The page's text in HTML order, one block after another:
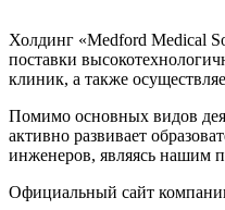
Холдинг «Medford Medical
поставки
клиник, а также
Помимо основных видов
активно развивает
инженеров, являясь нашим
Официальный сайт